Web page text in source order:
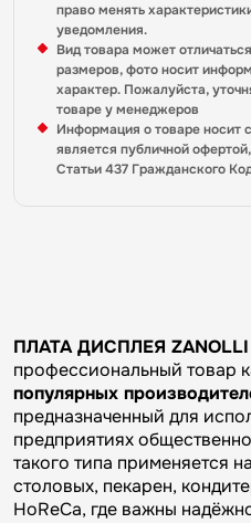
право менять
уведомления.
Вид товара может
размеров, фото носит
характер. Пожалуйста,
товаре у менеджеров
Информация о товаре носит
является публичной
Статьи 437 Гражданского
ПЛАТА ДИСПЛЕЯ ZANOLLI
профессиональный товар
популярных
предназначенный для
предприятиях
такого типа применяется
столовых, пекарен,
HoReCa, где важны